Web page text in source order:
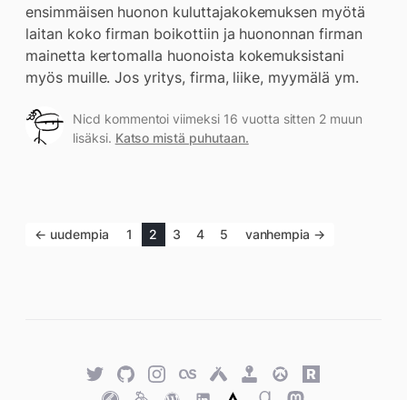
ensimmäisen huonon kuluttajakokemuksen myötä
laitan koko firman boikottiin ja huononnan firman
mainetta kertomalla huonoista kokemuksistani
myös muille. Jos yritys, firma, liike, myymälä ym.
Nicd kommentoi viimeksi 16 vuotta sitten 2 muun
lisäksi. Katso mistä puhutaan.
← uudempia 1 2 3 4 5 vanhempia →
TwitterGitHubTwitterLast.fmUntappd
Retro
Achievements
Overwatch
Rawg.io